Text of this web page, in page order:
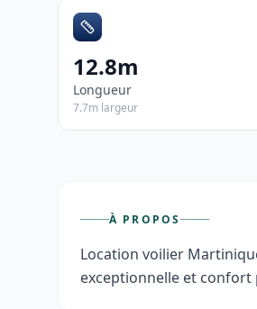
12.8m
Longueur
7.7m largeur
À PROPOS
Location voilier
exceptionnelle et confort